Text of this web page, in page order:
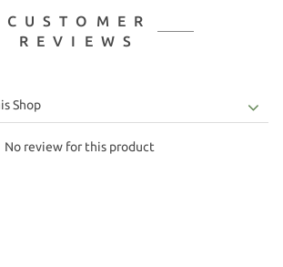
CUSTOMER
REVIEWS
No review for this product